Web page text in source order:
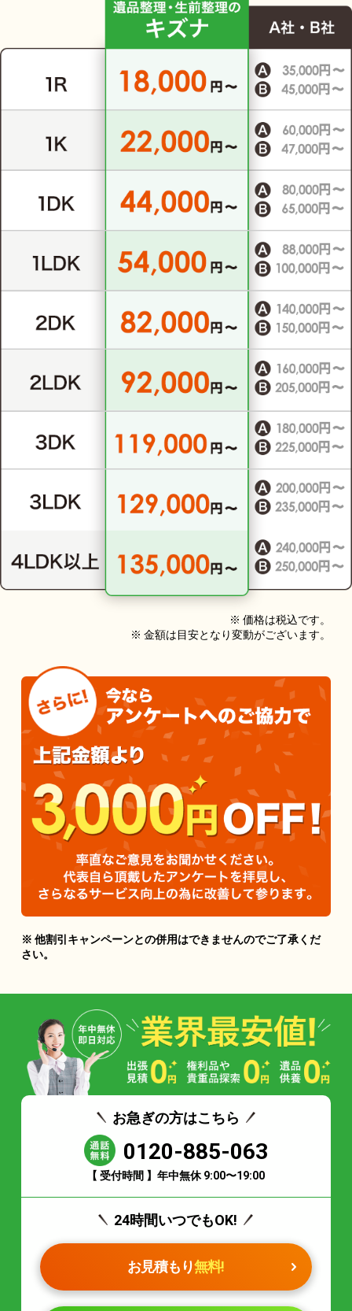
※ 価格は税込です。
※ 金額は目安となり変動がございます。
※ 他割引キャンペーンとの併用はできませんのでご了承くだ
さい。
お急ぎの方はこちら
0120-885-063
【 受付時間 】年中無休 9:00〜19:00
24時間いつでもOK!
お見積もり無料!